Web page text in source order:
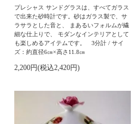
プレシャス サンドグラスは、すべてガラス
で出来た砂時計です。砂はガラス製で、サ
ラサラとした音と、 まあるいフォルムが繊
細な仕上りで、 モダンなインテリアとして
も楽しめるアイテムです。 3分計 / サイ
ズ：約直径6㎝×高さ11.8㎝
2,200円(税込2,420円)